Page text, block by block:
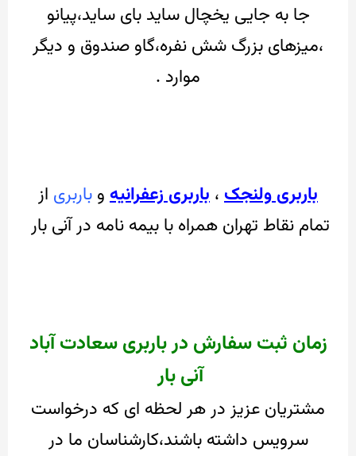
جا به جایی یخچال ساید بای ساید،پیانو
،میزهای بزرگ شش نفره،گاو صندوق و دیگر
موارد .
باربری ولنجک ، باربری زعفرانیه و باربری از
تمام نقاط تهران همراه با بیمه نامه در آنی بار
زمان ثبت سفارش در باربری سعادت آباد
آنی بار
مشتریان عزیز در هر لحظه ای که درخواست
سرویس داشته باشند،کارشناسان ما در